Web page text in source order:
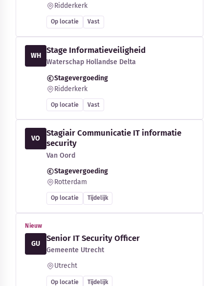
Ridderkerk
Op locatie Vast
WH
Stage Informatieveiligheid
Waterschap Hollandse Delta
Stagevergoeding
Ridderkerk
Op locatie Vast
VO
Stagiair Communicatie IT informatie
security
Van Oord
Stagevergoeding
Rotterdam
Op locatie Tijdelijk
Nieuw
GU
Senior IT Security Officer
Gemeente Utrecht
Utrecht
Op locatie Tijdelijk